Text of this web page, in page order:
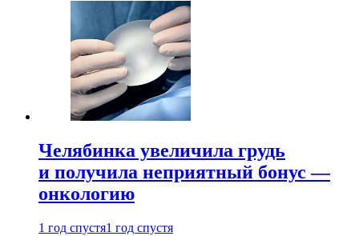
Челябинка увеличила грудь
и получила неприятный бонус —
онкологию
1 год спустя1 год спустя